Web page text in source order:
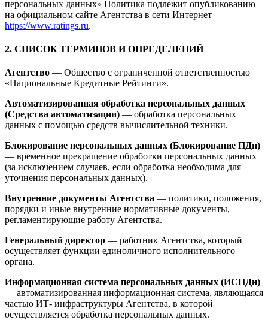
персональных данных» Политика подлежит опубликованию
на официальном сайте Агентства в сети Интернет —
https://www.ratings.ru.
2. СПИСОК ТЕРМИНОВ И ОПРЕДЕЛЕНИЙ
Агентство — Общество с ограниченной ответственностью
«Национальные Кредитные Рейтинги».
Автоматизированная обработка персональных данных
(Средства автоматизации) — обработка персональных
данных с помощью средств вычислительной техники.
Блокирование персональных данных (Блокирование ПДн)
— временное прекращение обработки персональных данных
(за исключением случаев, если обработка необходима для
уточнения персональных данных).
Внутренние документы Агентства — политики, положения,
порядки и иные внутренние нормативные документы,
регламентирующие работу Агентства.
Генеральный директор — работник Агентства, который
осуществляет функции единоличного исполнительного
органа.
Информационная система персональных данных (ИСПДн)
— автоматизированная информационная система, являющаяся
частью ИТ- инфраструктуры Агентства, в которой
осуществляется обработка персональных данных.